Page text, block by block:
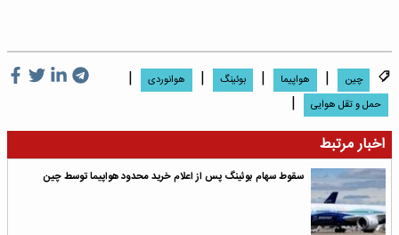
چین | هواپیما | بوئینگ | هوانوردى |
حمل و تقل هوایی
|
اخبار مرتبط
سقوط سهام بوئینگ پس از اعلام خرید محدود هواپیما توسط چین